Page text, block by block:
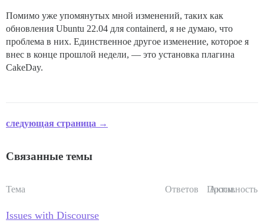
Помимо уже упомянутых мной изменений, таких как
обновления Ubuntu 22.04 для containerd, я не думаю, что
проблема в них. Единственное другое изменение, которое я
внес в конце прошлой недели, — это установка плагина
CakeDay.
следующая страница →
Связанные темы
Тема Ответов Просм.
Активность
Issues with Discourse